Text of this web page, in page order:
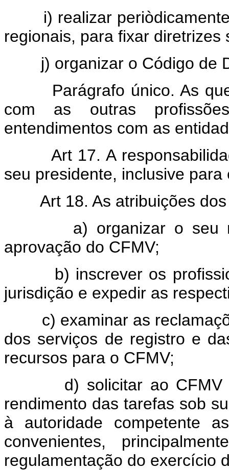
i) realizar periòdicamente
regionais, para fixar
j) organizar o Código de
Parágrafo único. As
com as outras
entendimentos com as
Art 17. A
seu presidente, inclusive
Art 18. As atribuições dos
a) organizar o seu
aprovação do CFMV;
b) inscrever os
jurisdição e expedir as
c) examinar as
dos serviços de registro e
recursos para o CFMV;
d) solicitar ao CFMV
rendimento das tarefas sob
à autoridade competente
convenientes,
regulamentação do exercício